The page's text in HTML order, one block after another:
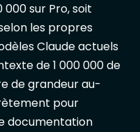
000 sur Pro, soit
les propres
Claude actuels
de 1 000 000 de
de grandeur au-
pour
documentation